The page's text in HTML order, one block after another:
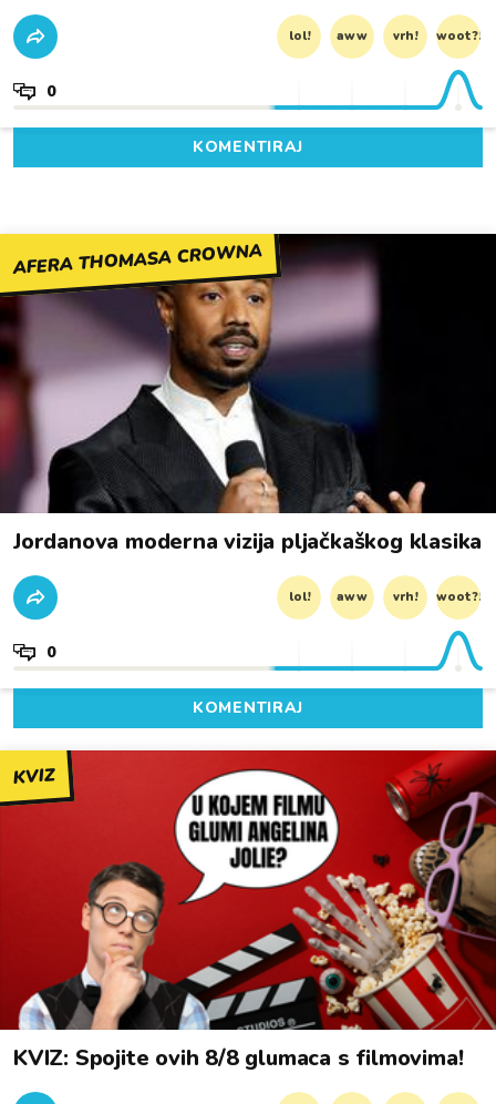
lol! aww vrh! woot?!
0
KOMENTIRAJ
AFERA THOMASA CROWNA
Jordanova moderna vizija pljačkaškog klasika
lol! aww vrh! woot?!
0
KOMENTIRAJ
KVIZ
KVIZ: Spojite ovih 8/8 glumaca s filmovima!